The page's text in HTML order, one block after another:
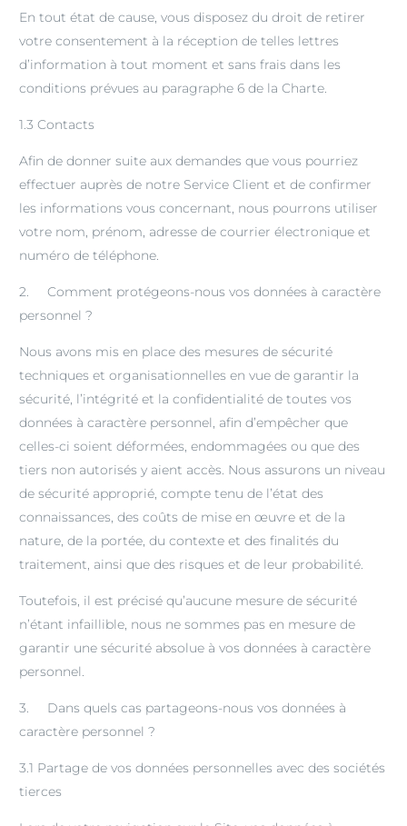
En tout état de cause, vous disposez du droit de retirer
votre consentement à la réception de telles lettres
d’information à tout moment et sans frais dans les
conditions prévues au paragraphe 6 de la Charte.
1.3 Contacts
Afin de donner suite aux demandes que vous pourriez
effectuer auprès de notre Service Client et de confirmer
les informations vous concernant, nous pourrons utiliser
votre nom, prénom, adresse de courrier électronique et
numéro de téléphone.
2. Comment protégeons-nous vos données à caractère
personnel ?
Nous avons mis en place des mesures de sécurité
techniques et organisationnelles en vue de garantir la
sécurité, l’intégrité et la confidentialité de toutes vos
données à caractère personnel, afin d’empêcher que
celles-ci soient déformées, endommagées ou que des
tiers non autorisés y aient accès. Nous assurons un niveau
de sécurité approprié, compte tenu de l’état des
connaissances, des coûts de mise en œuvre et de la
nature, de la portée, du contexte et des finalités du
traitement, ainsi que des risques et de leur probabilité.
Toutefois, il est précisé qu’aucune mesure de sécurité
n’étant infaillible, nous ne sommes pas en mesure de
garantir une sécurité absolue à vos données à caractère
personnel.
3. Dans quels cas partageons-nous vos données à
caractère personnel ?
3.1 Partage de vos données personnelles avec des sociétés
tierces